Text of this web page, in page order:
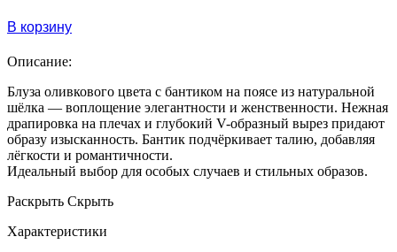
В корзину
Описание:
Блуза оливкового цвета с бантиком на поясе из натуральной
шёлка — воплощение элегантности и женственности. Нежная
драпировка на плечах и глубокий V-образный вырез придают
образу изысканность. Бантик подчёркивает талию, добавляя
лёгкости и романтичности.
Идеальный выбор для особых случаев и стильных образов.
Раскрыть Скрыть
Характеристики